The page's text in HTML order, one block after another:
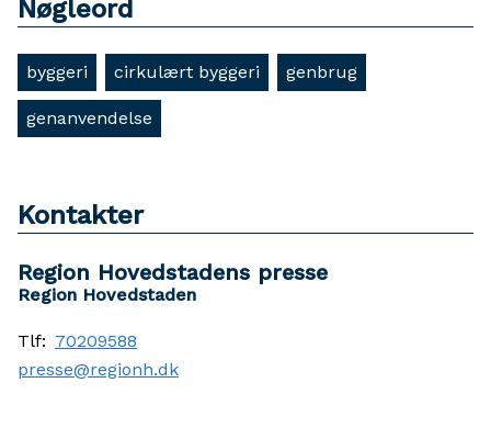
Nøgleord
byggeri cirkulært byggeri genbrug
genanvendelse
Kontakter
Region Hovedstadens presse
Region Hovedstaden
Tlf: 70209588
presse@regionh.dk